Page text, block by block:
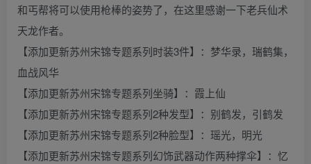
和丐帮将可以使用枪棒的姿势了，在这里感谢一下老兵仙术
天龙作者。
【添加更新苏州宋锦专题系列时装3件】：梦华录，瑞鹤集，
血战风华
【添加更新苏州宋锦专题系列坐骑】：霞上仙
【添加更新苏州宋锦专题系列2种发型】：别鹤发，引鹤发
【添加更新苏州宋锦专题系列2种脸型】：瑶光，明光
【添加更新苏州宋锦专题系列幻饰武器动作两种撑伞】：忆